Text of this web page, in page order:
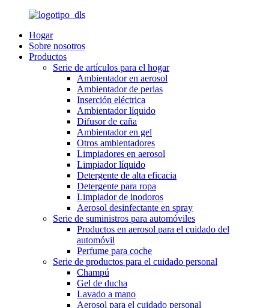
Hogar
Sobre nosotros
Productos
Serie de artículos para el hogar
Ambientador en aerosol
Ambientador de perlas
Inserción eléctrica
Ambientador líquido
Difusor de caña
Ambientador en gel
Otros ambientadores
Limpiadores en aerosol
Limpiador líquido
Detergente de alta eficacia
Detergente para ropa
Limpiador de inodoros
Aerosol desinfectante en spray
Serie de suministros para automóviles
Productos en aerosol para el cuidado del
automóvil
Perfume para coche
Serie de productos para el cuidado personal
Champú
Gel de ducha
Lavado a mano
Aerosol para el cuidado personal